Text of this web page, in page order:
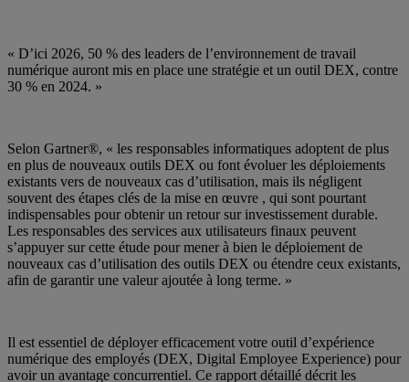
« D’ici 2026, 50 % des leaders de l’environnement de travail
numérique auront mis en place une stratégie et un outil DEX, contre
30 % en 2024. »
Selon Gartner®, « les responsables informatiques adoptent de plus
en plus de nouveaux outils DEX ou font évoluer les déploiements
existants vers de nouveaux cas d’utilisation, mais ils négligent
souvent des étapes clés de la mise en œuvre , qui sont pourtant
indispensables pour obtenir un retour sur investissement durable.
Les responsables des services aux utilisateurs finaux peuvent
s’appuyer sur cette étude pour mener à bien le déploiement de
nouveaux cas d’utilisation des outils DEX ou étendre ceux existants,
afin de garantir une valeur ajoutée à long terme. »
Il est essentiel de déployer efficacement votre outil d’expérience
numérique des employés (DEX, Digital Employee Experience) pour
avoir un avantage concurrentiel. Ce rapport détaillé décrit les